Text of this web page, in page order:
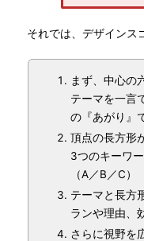
それでは、デザインス
まず、中心の
テーマを一言
の『あがり』
頂点の長方形
3つのキーワ
（A／B／C）
テーマと長方
ランや理由、
さらに視野を